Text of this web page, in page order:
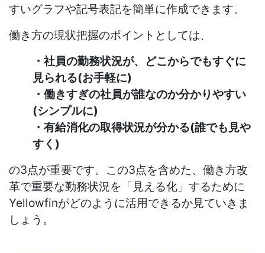
すいグラフや記号表記を簡単に作成できます。
働き方の現状把握のポイントとしては、
・社員の勤務状況が、どこからでもすぐに
見られる(お手軽に)
・働きすぎの社員が誰なのか分かりやすい
(シンプルに)
・有給消化の取得状況が分かる(誰でも見や
すく)
の3点が重要です。この3点を含めた、働き方改
革で重要な勤務状況を「見える化」するために
Yellowfinがどのように活用できるか見ていきま
しょう。